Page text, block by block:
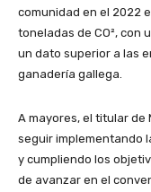
comunidad en el 2022
toneladas de CO², con
un dato superior a las
ganadería gallega.
A mayores, el titular de
seguir implementando
y cumpliendo los
de avanzar en el